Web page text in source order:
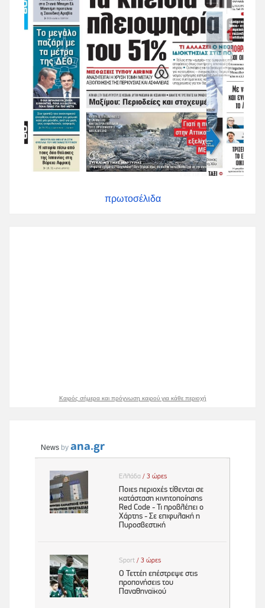
πρωτοσέλιδα
Καιρός σήμερα και πρόγνωση καιρού για κάθε περιοχή